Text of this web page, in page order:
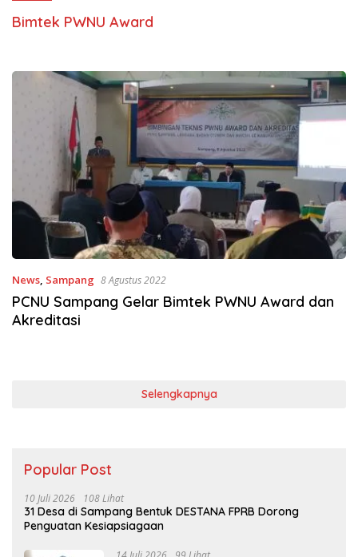
Bimtek PWNU Award
News, Sampang 8 Agustus 2022
PCNU Sampang Gelar Bimtek PWNU Award dan
Akreditasi
Selengkapnya
Popular Post
10 Juli 2026 108 Lihat
31 Desa di Sampang Bentuk DESTANA FPRB Dorong
Penguatan Kesiapsiagaan